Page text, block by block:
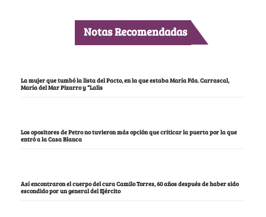
Notas Recomendadas
La mujer que tumbó la lista del Pacto, en la que estaba María Fda. Carrascal,
María del Mar Pizarro y “Lalis
Los opositores de Petro no tuvieron más opción que criticar la puerta por la que
entró a la Casa Blanca
Así encontraron el cuerpo del cura Camilo Torres, 60 años después de haber sido
escondido por un general del Ejército